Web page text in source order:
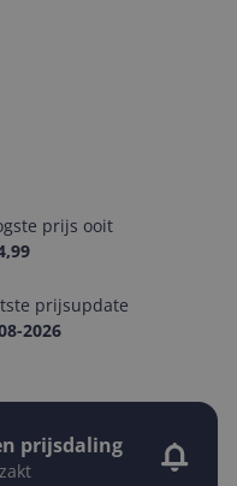
prijs ooit
prijsupdate
2026
prijsdaling